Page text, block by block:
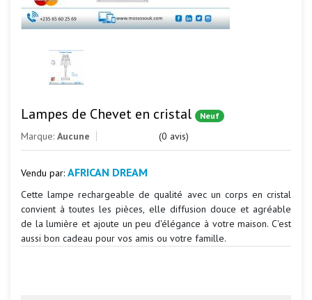
Lampes de Chevet en cristal Neuf
Marque: Aucune (0 avis)
Vendu par: AFRICAN DREAM
Cette lampe rechargeable de qualité avec un corps en cristal
convient à toutes les pièces, elle diffusion douce et agréable
de la lumière et ajoute un peu d'élégance à votre maison. C'est
aussi bon cadeau pour vos amis ou votre famille.